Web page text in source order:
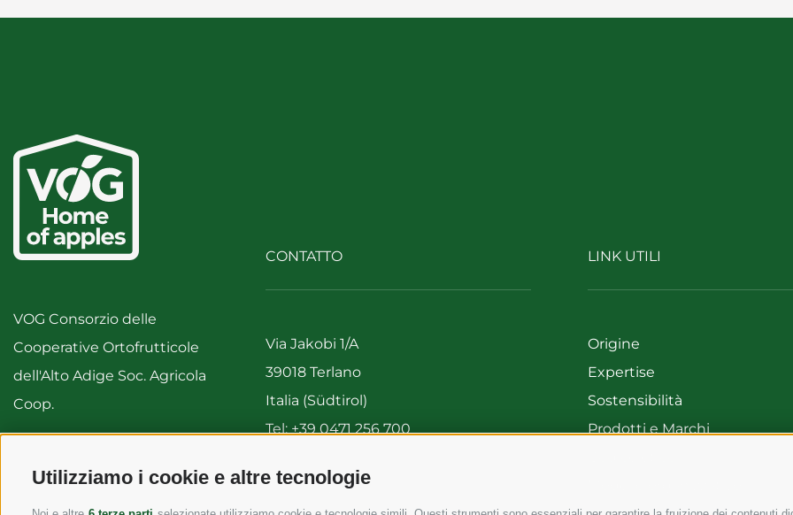
Utilizziamo i cookie e altre tecnologie
VOG Consorzio delle
Cooperative Ortofrutticole
dell'Alto Adige Soc. Agricola
Coop.
CONTATTO
Via Jakobi 1/A
39018 Terlano
Italia (Südtirol)
Tel:+39 0471 256 700
info@vog.it
LINK UTILI
Origine
Expertise
Sostensibilità
Prodotti e Marchi